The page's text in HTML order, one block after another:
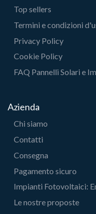
Top sellers
Termini e condizioni
Privacy Policy
Cookie Policy
FAQ Pannelli Solari e
Azienda
Chi siamo
Contatti
Consegna
Pagamento sicuro
Impianti Fotovoltaici:
Le nostre proposte